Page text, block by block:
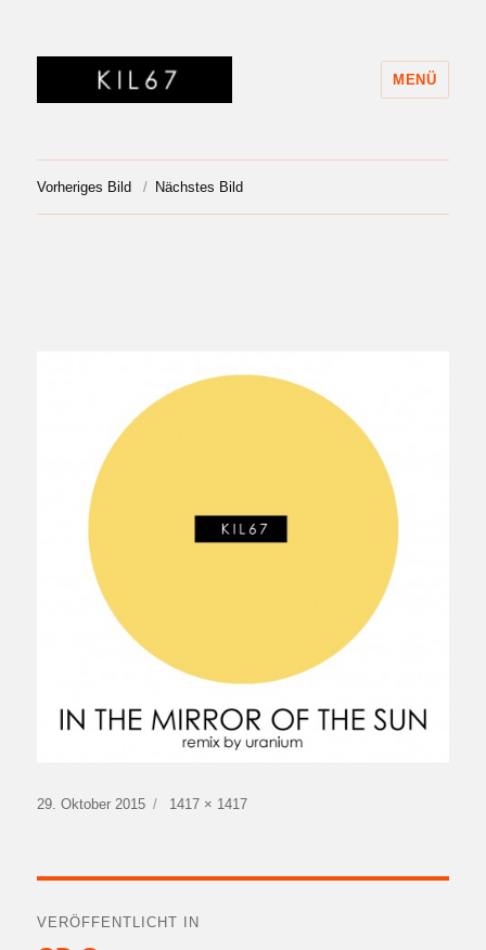
MENÜ
Vorheriges Bild Nächstes Bild
Veröffentlicht
29. Oktober 2015
Volle
1417 × 1417
VERÖFFENTLICHT IN